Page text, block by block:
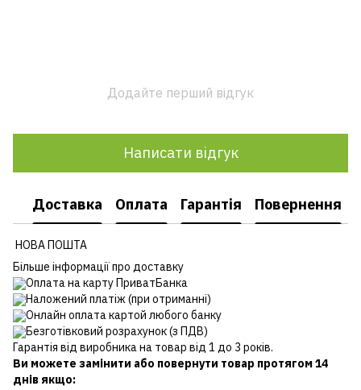
Додайте перший відгук
Написати відгук
Доставка Оплата Гарантія Повернення
НОВА ПОШТА
Більше інформації про доставку
Оплата на карту ПриватБанка
Наложений платіж (при отриманні)
Онлайн оплата картой любого банку
Безготівковий розрахунок (з ПДВ)
Гарантія від виробника на товар від 1 до 3 років.
Ви можете замінити або повернути товар протягом 14
днів якщо: